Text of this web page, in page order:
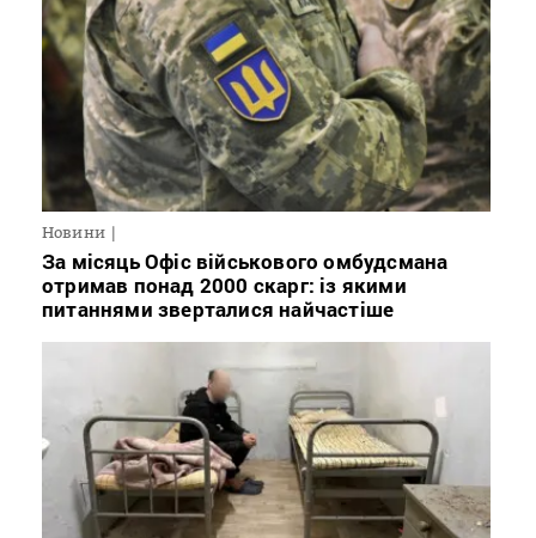
Новини
За місяць Офіс військового омбудсмана
отримав понад 2000 скарг: із якими
питаннями зверталися найчастіше